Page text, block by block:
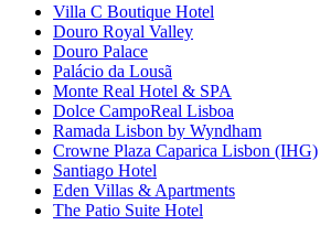
Villa C Boutique Hotel
Douro Royal Valley
Douro Palace
Palácio da Lousã
Monte Real Hotel & SPA
Dolce CampoReal Lisboa
Ramada Lisbon by Wyndham
Crowne Plaza Caparica Lisbon (IHG)
Santiago Hotel
Eden Villas & Apartments
The Patio Suite Hotel